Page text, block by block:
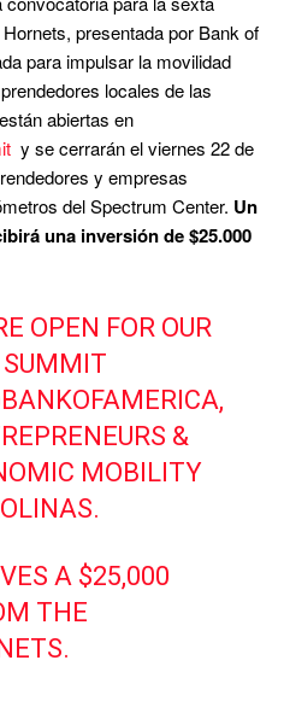
presentada por Bank of
para impulsar la movilidad
locales de las
abiertas en
y se cerrarán el viernes 22 de
y empresas
del Spectrum Center. Un
una inversión de $25.000
OPEN FOR OUR
,
&
MOBILITY
A $25,000
THE